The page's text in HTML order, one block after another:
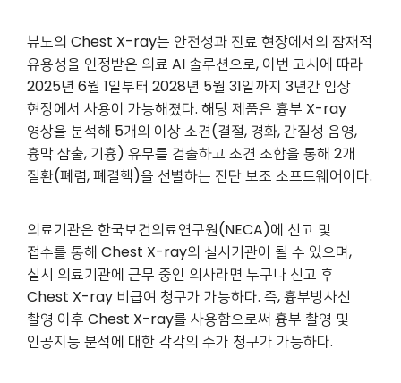
뷰노의 Chest X-ray는 안전성과 진료 현장에서의 잠재적
유용성을 인정받은 의료 AI 솔루션으로, 이번 고시에 따라
2025년 6월 1일부터 2028년 5월 31일까지 3년간 임상
현장에서 사용이 가능해졌다. 해당 제품은 흉부 X-ray
영상을 분석해 5개의 이상 소견(결절, 경화, 간질성 음영,
흉막 삼출, 기흉) 유무를 검출하고 소견 조합을 통해 2개
질환(폐렴, 폐결핵)을 선별하는 진단 보조 소프트웨어이다.
의료기관은 한국보건의료연구원(NECA)에 신고 및
접수를 통해 Chest X-ray의 실시기관이 될 수 있으며,
실시 의료기관에 근무 중인 의사라면 누구나 신고 후
Chest X-ray 비급여 청구가 가능하다. 즉, 흉부방사선
촬영 이후 Chest X-ray를 사용함으로써 흉부 촬영 및
인공지능 분석에 대한 각각의 수가 청구가 가능하다.